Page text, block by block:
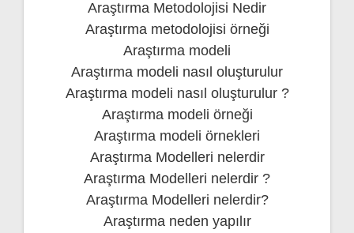
Araştırma Metodolojisi Nedir
Araştırma metodolojisi örneği
Araştırma modeli
Araştırma modeli nasıl oluşturulur
Araştırma modeli nasıl oluşturulur ?
Araştırma modeli örneği
Araştırma modeli örnekleri
Araştırma Modelleri nelerdir
Araştırma Modelleri nelerdir ?
Araştırma Modelleri nelerdir?
Araştırma neden yapılır